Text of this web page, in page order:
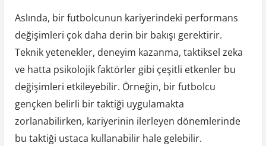
Aslında, bir futbolcunun kariyerindeki performans
değişimleri çok daha derin bir bakışı gerektirir.
Teknik yetenekler, deneyim kazanma, taktiksel zeka
ve hatta psikolojik faktörler gibi çeşitli etkenler bu
değişimleri etkileyebilir. Örneğin, bir futbolcu
gençken belirli bir taktiği uygulamakta
zorlanabilirken, kariyerinin ilerleyen dönemlerinde
bu taktiği ustaca kullanabilir hale gelebilir.